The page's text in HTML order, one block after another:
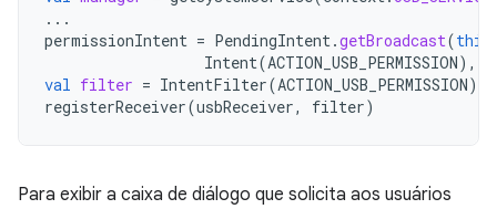
...
permissionIntent = PendingIntent.getBroadcast(this
Intent(ACTION_USB_PERMISSION),
val filter = IntentFilter(ACTION_USB_PERMISSION)
registerReceiver(usbReceiver, filter)
Para exibir a caixa de diálogo que solicita aos usuários